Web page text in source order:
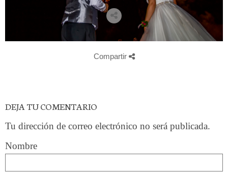
Compartir
DEJA TU COMENTARIO
Tu dirección de correo electrónico no será publicada.
Nombre